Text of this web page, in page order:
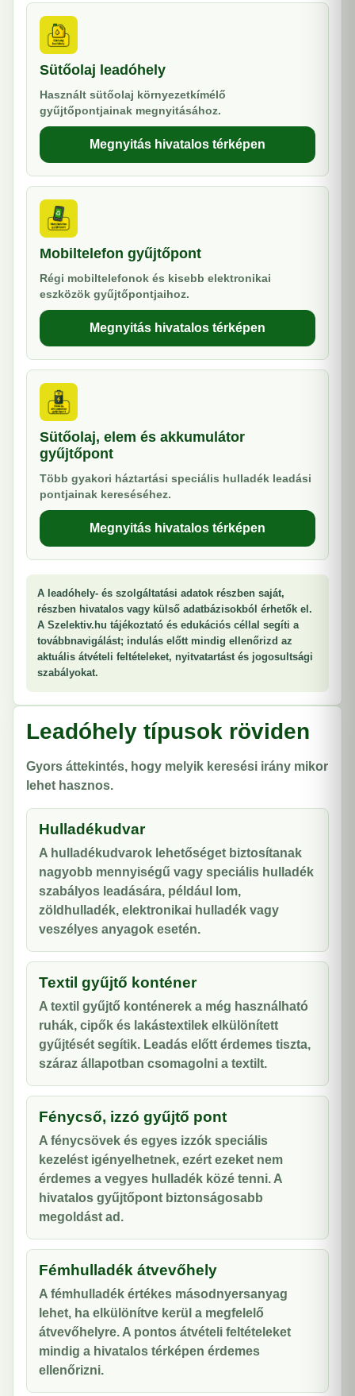
Sütőolaj leadóhely
Használt sütőolaj környezetkímélő
gyűjtőpontjainak megnyitásához.
Megnyitás hivatalos térképen
Mobiltelefon gyűjtőpont
Régi mobiltelefonok és kisebb elektronikai
eszközök gyűjtőpontjaihoz.
Megnyitás hivatalos térképen
Sütőolaj, elem és akkumulátor
gyűjtőpont
Több gyakori háztartási speciális hulladék leadási
pontjainak kereséséhez.
Megnyitás hivatalos térképen
A leadóhely- és szolgáltatási adatok részben saját,
részben hivatalos vagy külső adatbázisokból érhetők el.
A Szelektiv.hu tájékoztató és edukációs céllal segíti a
továbbnavigálást; indulás előtt mindig ellenőrizd az
aktuális átvételi feltételeket, nyitvatartást és jogosultsági
szabályokat.
Leadóhely típusok röviden
Gyors áttekintés, hogy melyik keresési irány mikor
lehet hasznos.
Hulladékudvar
A hulladékudvarok lehetőséget biztosítanak
nagyobb mennyiségű vagy speciális hulladék
szabályos leadására, például lom,
zöldhulladék, elektronikai hulladék vagy
veszélyes anyagok esetén.
Textil gyűjtő konténer
A textil gyűjtő konténerek a még használható
ruhák, cipők és lakástextilek elkülönített
gyűjtését segítik. Leadás előtt érdemes tiszta,
száraz állapotban csomagolni a textilt.
Fénycső, izzó gyűjtő pont
A fénycsövek és egyes izzók speciális
kezelést igényelhetnek, ezért ezeket nem
érdemes a vegyes hulladék közé tenni. A
hivatalos gyűjtőpont biztonságosabb
megoldást ad.
Fémhulladék átvevőhely
A fémhulladék értékes másodnyersanyag
lehet, ha elkülönítve kerül a megfelelő
átvevőhelyre. A pontos átvételi feltételeket
mindig a hivatalos térképen érdemes
ellenőrizni.